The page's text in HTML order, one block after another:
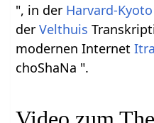
", in der Harvard-Kyoto
derVelthuis
modernen Internet
choShaNa ".